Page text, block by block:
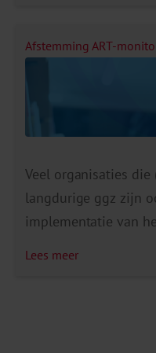
Afstemming ART-
Veel organisaties
langdurige ggz zijn
implementatie van
Lees meer
problemen